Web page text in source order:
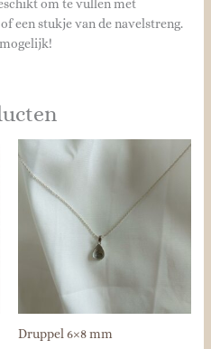
om te vullen met
een stukje van de navelstreng.
Druppel 6×8 mm